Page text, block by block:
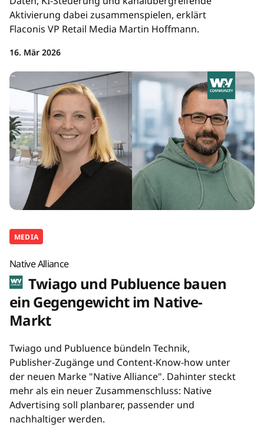
Aktivierung dabei zusammenspielen, erklärt
Flaconis VP Retail Media Martin Hoffmann.
16. Mär 2026
MEDIA
Native Alliance
Twiago und Publuence bauen
ein Gegengewicht im Native-
Markt
Twiago und Publuence bündeln Technik,
Publisher-Zugänge und Content-Know-how unter
der neuen Marke "Native Alliance". Dahinter steckt
mehr als ein neuer Zusammenschluss: Native
Advertising soll planbarer, passender und
nachhaltiger werden.